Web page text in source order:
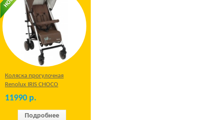
Коляска прогулочная
Renolux IRIS CHOCO
11990 р.
Подробнее